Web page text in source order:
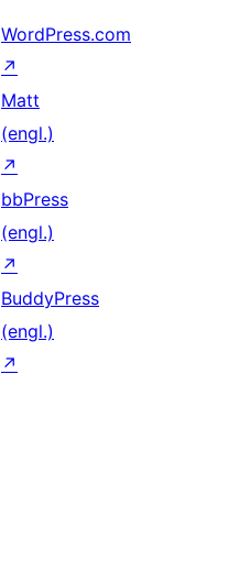
WordPress.com
↗
Matt
(engl.)
↗
bbPress
(engl.)
↗
BuddyPress
(engl.)
↗